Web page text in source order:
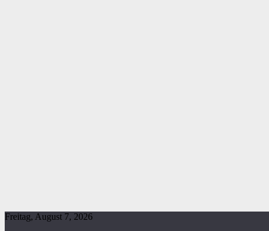
Freitag, August 7, 2026